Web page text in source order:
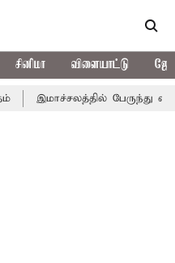
சினிமா விளையாட்டு
இமாச்சலத்தில் பேருந்து விபத்து;